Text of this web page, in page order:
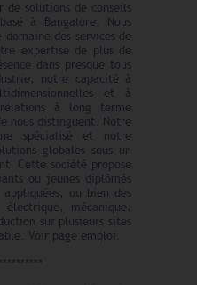
de solutions de conseils
à Bangalore. Nous
domaine des services de
expertise de plus de
dans presque tous
notre capacité à
et à
à long terme
nous distinguent. Notre
spécialisé et notre
globales sous un
Cette société propose
ou jeunes diplômés
ou bien des
mécanique,
sur plusieurs sites
Voir page emploi.